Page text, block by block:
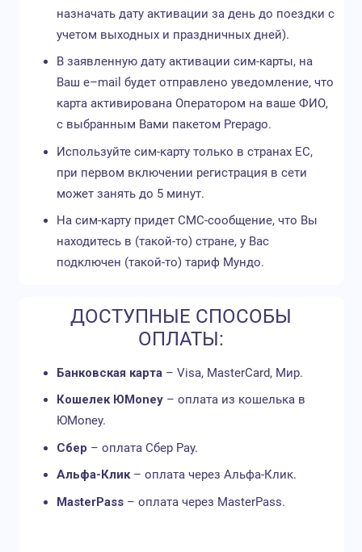
назначать дату активации за день до поездки с
учетом выходных и праздничных дней).
В заявленную дату активации сим-карты, на
Ваш e–mail будет отправлено уведомление, что
карта активирована Оператором на ваше ФИО,
с выбранным Вами пакетом Prepago.
Используйте сим-карту только в странах ЕС,
при первом включении регистрация в сети
может занять до 5 минут.
На сим-карту придет СМС-сообщение, что Вы
находитесь в (такой-то) стране, у Вас
подключен (такой-то) тариф Мундо.
ДОСТУПНЫЕ СПОСОБЫ
ОПЛАТЫ:
Банковская карта – Visa, MasterCard, Мир.
Кошелек ЮMoney – оплата из кошелька в
ЮMoney.
Сбер – оплата Сбер Pay.
Альфа-Клик – оплата через Альфа-Клик.
MasterPass – оплата через MasterPass.